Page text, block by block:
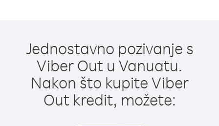
Jednostavno pozivanje s
Viber Out u Vanuatu.
Nakon što kupite Viber
Out kredit, možete: